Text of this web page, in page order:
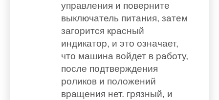
управления и поверните
выключатель питания, затем
загорится красный
индикатор, и это означает,
что машина войдет в работу,
после подтверждения
роликов и положений
вращения нет. грязный, и